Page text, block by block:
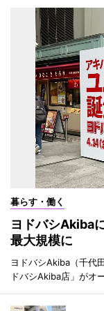
暮らす・働く
ヨドバシAkiba
最大規模に
ヨドバシAkiba（千代
ドバシAkiba店」がオ